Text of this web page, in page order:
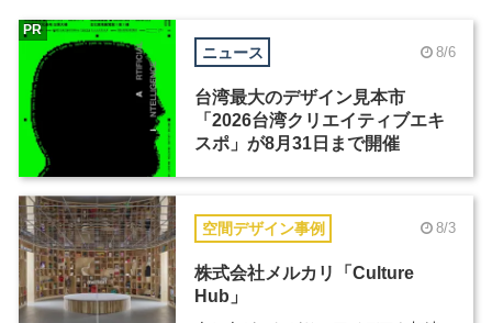
ニュース 8/6
台湾最大のデザイン見本市
「2026台湾クリエイティブエキ
スポ」が8月31日まで開催
PR
空間デザイン事例 8/3
株式会社メルカリ「Culture
Hub」